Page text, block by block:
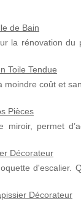
de Bain
la rénovation
Toile Tendue
moindre coût et
Pièces
permet
Décorateur
d'escalier.
Décorateur